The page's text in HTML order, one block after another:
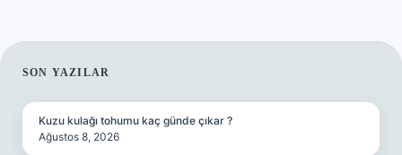
SIDEBAR
SON YAZILAR
Kuzu kulağı tohumu kaç günde çıkar ?
Ağustos 8, 2026